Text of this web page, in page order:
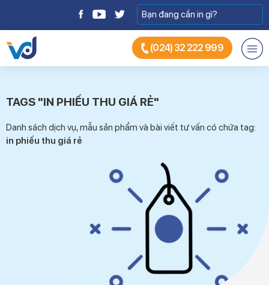
(024) 32 222 999
TAGS "IN PHIẾU THU GIÁ RẺ"
Danh sách dịch vụ, mẫu sản phẩm và bài viết tư vấn có chứa tag:
in phiếu thu giá rẻ